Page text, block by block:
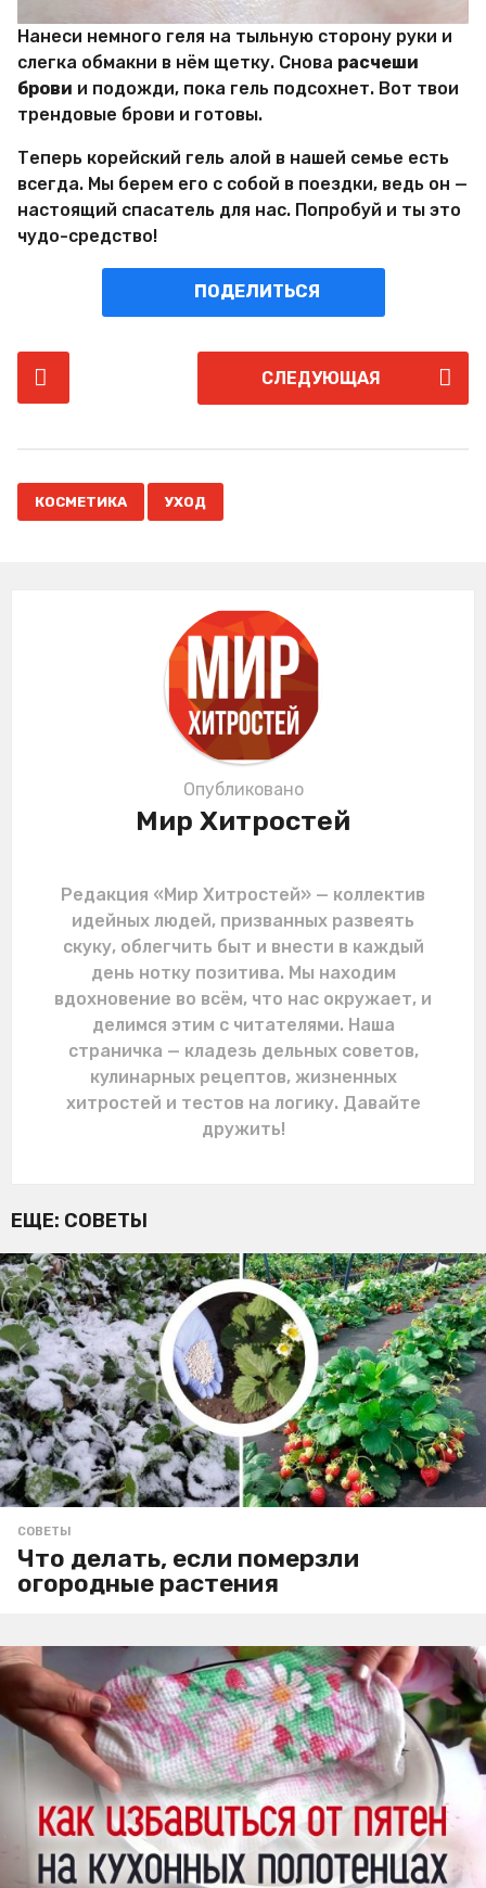
Нанеси немного геля на тыльную сторону руки и
слегка обмакни в нём щетку. Снова расчеши
брови и подожди, пока гель подсохнет. Вот твои
трендовые брови и готовы.
Теперь корейский гель алой в нашей семье есть
всегда. Мы берем его с собой в поездки, ведь он —
настоящий спасатель для нас. Попробуй и ты это
чудо-средство!
ПОДЕЛИТЬСЯ
o
P
СЛЕДУЮЩАЯ
КОСМЕТИКА УХОД
Опубликовано
Мир Хитростей
Редакция «Мир Хитростей» — коллектив
идейных людей, призванных развеять
скуку, облегчить быт и внести в каждый
день нотку позитива. Мы находим
вдохновение во всём, что нас окружает, и
делимся этим с читателями. Наша
страничка — кладезь дельных советов,
кулинарных рецептов, жизненных
хитростей и тестов на логику. Давайте
дружить!
ЕЩЕ: СОВЕТЫ
СОВЕТЫ
Что делать, если померзли
огородные растения